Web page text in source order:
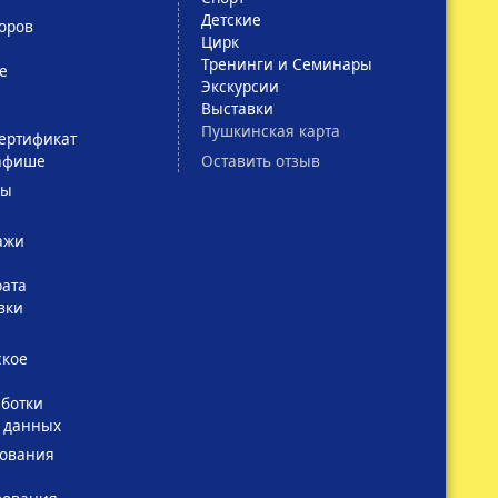
данных
Детские
Цирк
Тренинги и Семинары
Экскурсии
Выставки
Пушкинская карта
Оставить отзыв